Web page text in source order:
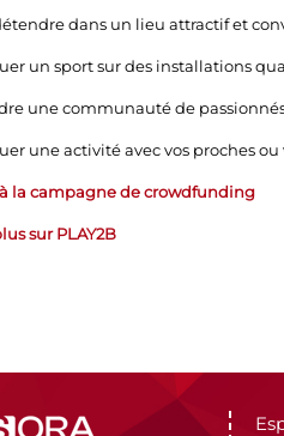
dans un lieu attractif et
un sport sur des installations
une communauté de
une activité avec vos proches ou
la campagne de crowdfunding
sur PLAY2B